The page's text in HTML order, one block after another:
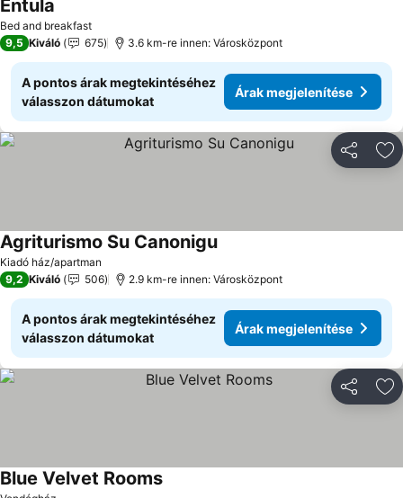
Bed and breakfast
Entula
9,5 Kiváló 675 3.6 km-re innen: Városközpont
A pontos árak megtekintéséhez
válasszon dátumokat
Árak megjelenítése
Kiadó ház/apartman
Agriturismo Su Canonigu
9,2 Kiváló 506 2.9 km-re innen: Városközpont
A pontos árak megtekintéséhez
válasszon dátumokat
Árak megjelenítése
Blue Velvet Rooms